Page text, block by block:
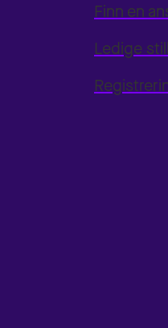
Finn en
Ledige